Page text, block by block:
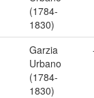
(1784-
1830)
Garzia
Urbano
(1784-
1830)